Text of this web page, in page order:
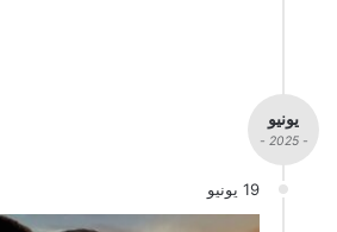
يونيو
- 2025 -
19 يونيو